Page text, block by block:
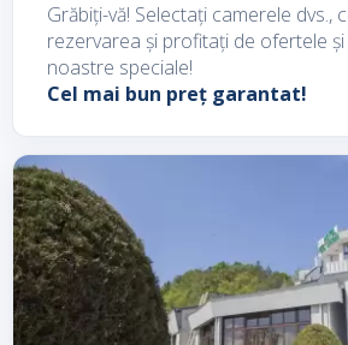
Grăbiți-vă! Selectați camerele dvs.,
rezervarea și profitați de ofertele
noastre speciale!
Cel mai bun preț garantat!